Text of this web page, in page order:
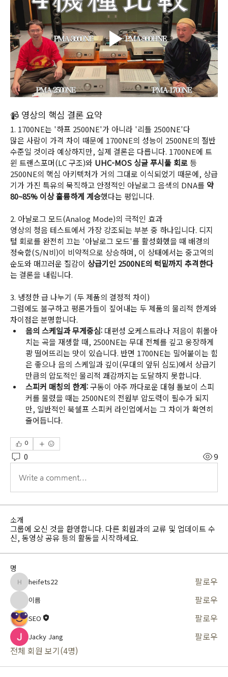
📹 영상의 핵심 결론 요약
1. 1700NE는 '하프 2500NE'가 아니라 '리틀 2500NE'다
많은 사람이 가격 차이 때문에 1700NE의 성능이 2500NE의 절반
수준일 것이라 예상하지만, 실제 결론은 다릅니다. 1700NE에 트
윈 트랜스포머(LC 구조)와 UHC-MOS 싱글 푸시풀 회로 등
2500NE의 핵심 아키텍처가 거의 그대로 이식되었기 때문에, 상급
기가 가진 특유의 묵직하고 안정적인 아날로그 음색의 DNA를 약
80~85% 이상 훌륭하게 계승했다는 평입니다.
2. 아날로그 모드(Analog Mode)의 극적인 효과
영상의 청음 테스트에서 가장 강조되는 부분 중 하나입니다. 디지
털 회로를 완전히 끄는 '아날로그 모드'를 활성화했을 때 배경의
정숙함(S/N비)이 비약적으로 상승하며, 이 상태에서는 중고역의
순도와 매끄러운 질감이 상급기인 2500NE의 턱밑까지 추격한다
는 결론을 내립니다.
3. 냉정한 급 나누기 (두 제품의 결정적 차이)
그럼에도 불구하고 평론가들이 짚어내는 두 제품의 물리적 한계와
차이점은 분명합니다.
음의 스케일과 무게중심: 대편성 오케스트라나 저음이 휘몰아
치는 곡을 재생할 때, 2500NE는 무대 전체를 깊고 웅장하게
쾅 떨어뜨리는 맛이 있습니다. 반면 1700NE는 밀어붙이는 힘
은 좋으나 음의 스케일과 깊이(무대의 앞뒤 심도)에서 상급기
만큼의 압도적인 물리적 쾌감까지는 도달하지 못합니다.
스피커 매칭의 한계: 구동이 아주 까다로운 대형 톨보이 스피
커를 물렸을 때는 2500NE의 전원부 압도력이 필수가 되지
만, 일반적인 북쉘프 스피커 라인업에서는 그 차이가 확연히
줄어듭니다.
0
0 9
Write a comment...
소개
그룹에 오신 것을 환영합니다. 다른 회원과의 교류 및 업데이트 수
신, 동영상 공유 등의 활동을 시작하세요.
명
heifets22
heifets22 팔로우
이름 팔로우
SEO 팔로우
Jacky Jang
팔로우
전체 회원 보기(4명)